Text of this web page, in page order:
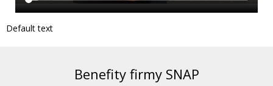
Default text
Benefity firmy SNAP